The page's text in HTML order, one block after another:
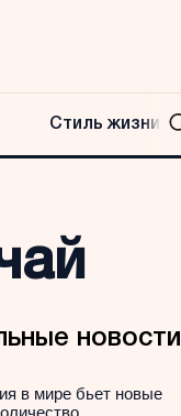
Стиль жизни
новости
в мире бьет новые